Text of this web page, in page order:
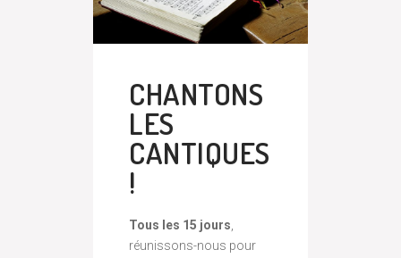
CHANTONS
LES
CANTIQUES
!
Tous les 15 jours,
réunissons-nous pour